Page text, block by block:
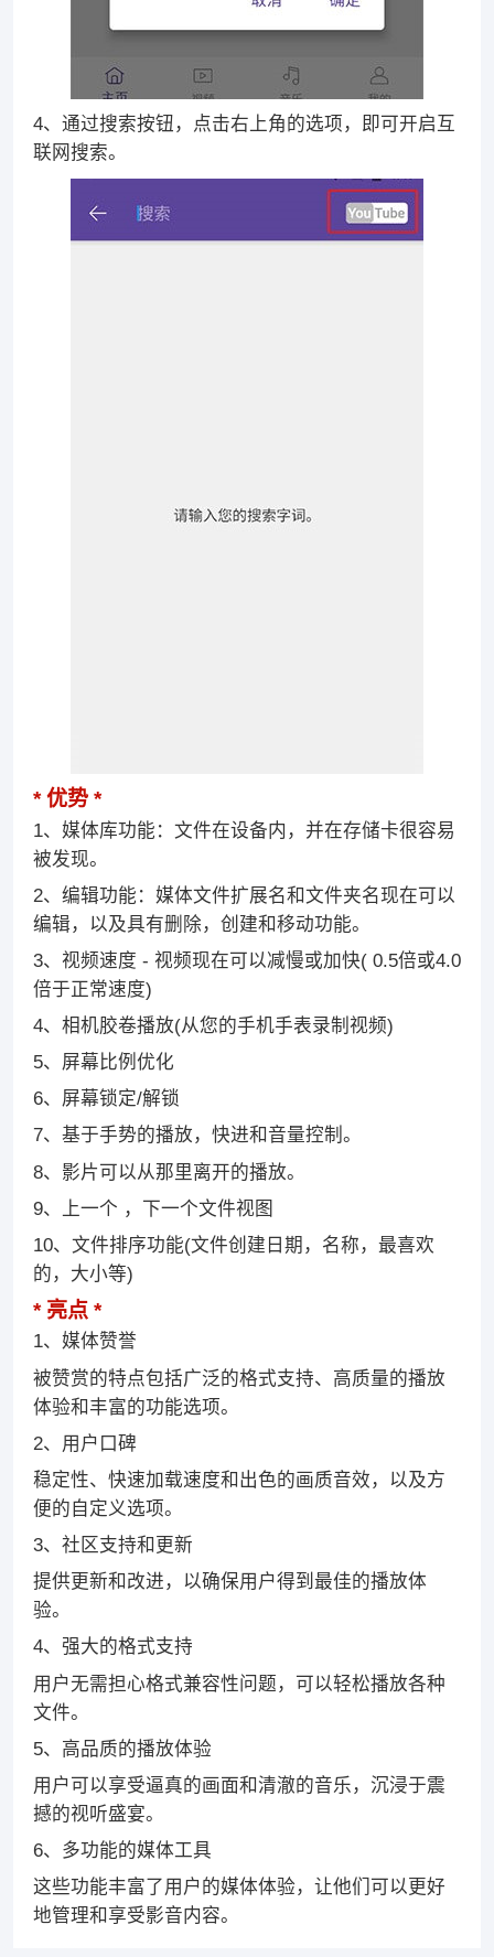
4、通过搜索按钮，点击右上角的选项，即可开启互
联网搜索。
优势
1、媒体库功能：文件在设备内，并在存储卡很容易
被发现。
2、编辑功能：媒体文件扩展名和文件夹名现在可以
编辑，以及具有删除，创建和移动功能。
3、视频速度 - 视频现在可以减慢或加快( 0.5倍或4.0
倍于正常速度)
4、相机胶卷播放(从您的手机手表录制视频)
5、屏幕比例优化
6、屏幕锁定/解锁
7、基于手势的播放，快进和音量控制。
8、影片可以从那里离开的播放。
9、上一个 ，下一个文件视图
10、文件排序功能(文件创建日期，名称，最喜欢
的，大小等)
亮点
1、媒体赞誉
被赞赏的特点包括广泛的格式支持、高质量的播放
体验和丰富的功能选项。
2、用户口碑
稳定性、快速加载速度和出色的画质音效，以及方
便的自定义选项。
3、社区支持和更新
提供更新和改进，以确保用户得到最佳的播放体
验。
4、强大的格式支持
用户无需担心格式兼容性问题，可以轻松播放各种
文件。
5、高品质的播放体验
用户可以享受逼真的画面和清澈的音乐，沉浸于震
撼的视听盛宴。
6、多功能的媒体工具
这些功能丰富了用户的媒体体验，让他们可以更好
地管理和享受影音内容。